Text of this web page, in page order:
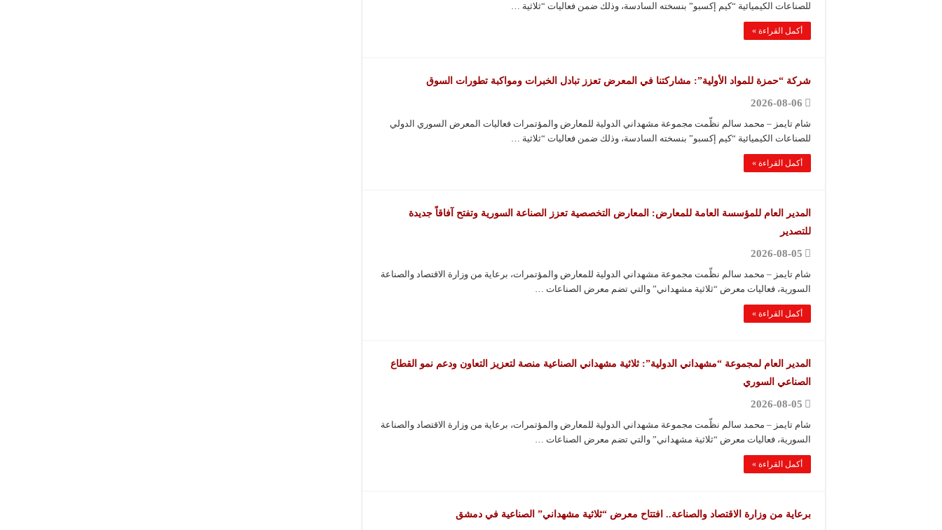
للصناعات الكيميائية “كيم إكسبو” بنسخته السادسة، وذلك ضمن فعاليات “ثلاثية …
أكمل القراءة »
شركة “حمزة للمواد الأولية”: مشاركتنا في المعرض تعزز تبادل الخبرات ومواكبة تطورات السوق
2026-08-06
شام تايمز – محمد سالم نظّمت مجموعة مشهداني الدولية للمعارض والمؤتمرات فعاليات المعرض السوري الدولي
للصناعات الكيميائية “كيم إكسبو” بنسخته السادسة، وذلك ضمن فعاليات “ثلاثية …
أكمل القراءة »
المدير العام للمؤسسة العامة للمعارض: المعارض التخصصية تعزز الصناعة السورية وتفتح آفاقاً جديدة
للتصدير
2026-08-05
شام تايمز – محمد سالم نظّمت مجموعة مشهداني الدولية للمعارض والمؤتمرات، برعاية من وزارة الاقتصاد والصناعة
السورية، فعاليات معرض “ثلاثية مشهداني” والتي تضم معرض الصناعات …
أكمل القراءة »
المدير العام لمجموعة “مشهداني الدولية”: ثلاثية مشهداني الصناعية منصة لتعزيز التعاون ودعم نمو القطاع
الصناعي السوري
2026-08-05
شام تايمز – محمد سالم نظّمت مجموعة مشهداني الدولية للمعارض والمؤتمرات، برعاية من وزارة الاقتصاد والصناعة
السورية، فعاليات معرض “ثلاثية مشهداني” والتي تضم معرض الصناعات …
أكمل القراءة »
برعاية من وزارة الاقتصاد والصناعة.. افتتاح معرض “ثلاثية مشهداني” الصناعية في دمشق